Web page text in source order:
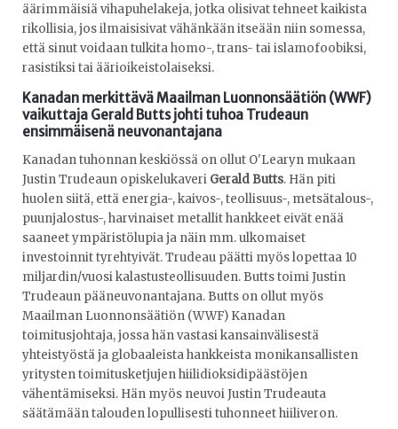
äärimmäisiä vihapuhelakeja, jotka olisivat tehneet kaikista
rikollisia, jos ilmaisisivat vähänkään itseään niin somessa,
että sinut voidaan tulkita homo-, trans- tai islamofoobiksi,
rasistiksi tai äärioikeistolaiseksi.
Kanadan merkittävä Maailman Luonnonsäätiön (WWF)
vaikuttaja Gerald Butts johti tuhoa Trudeaun
ensimmäisenä neuvonantajana
Kanadan tuhonnan keskiössä on ollut O'Learyn mukaan
Justin Trudeaun opiskelukaveri Gerald Butts. Hän piti
huolen siitä, että energia-, kaivos-, teollisuus-, metsätalous-,
puunjalostus-, harvinaiset metallit hankkeet eivät enää
saaneet ympäristölupia ja näin mm. ulkomaiset
investoinnit tyrehtyivät. Trudeau päätti myös lopettaa 10
miljardin/vuosi kalastusteollisuuden. Butts toimi Justin
Trudeaun pääneuvonantajana. Butts on ollut myös
Maailman Luonnonsäätiön (WWF) Kanadan
toimitusjohtaja, jossa hän vastasi kansainvälisestä
yhteistyöstä ja globaaleista hankkeista monikansallisten
yritysten toimitusketjujen hiilidioksidipäästöjen
vähentämiseksi. Hän myös neuvoi Justin Trudeauta
säätämään talouden lopullisesti tuhonneet hiiliveron.